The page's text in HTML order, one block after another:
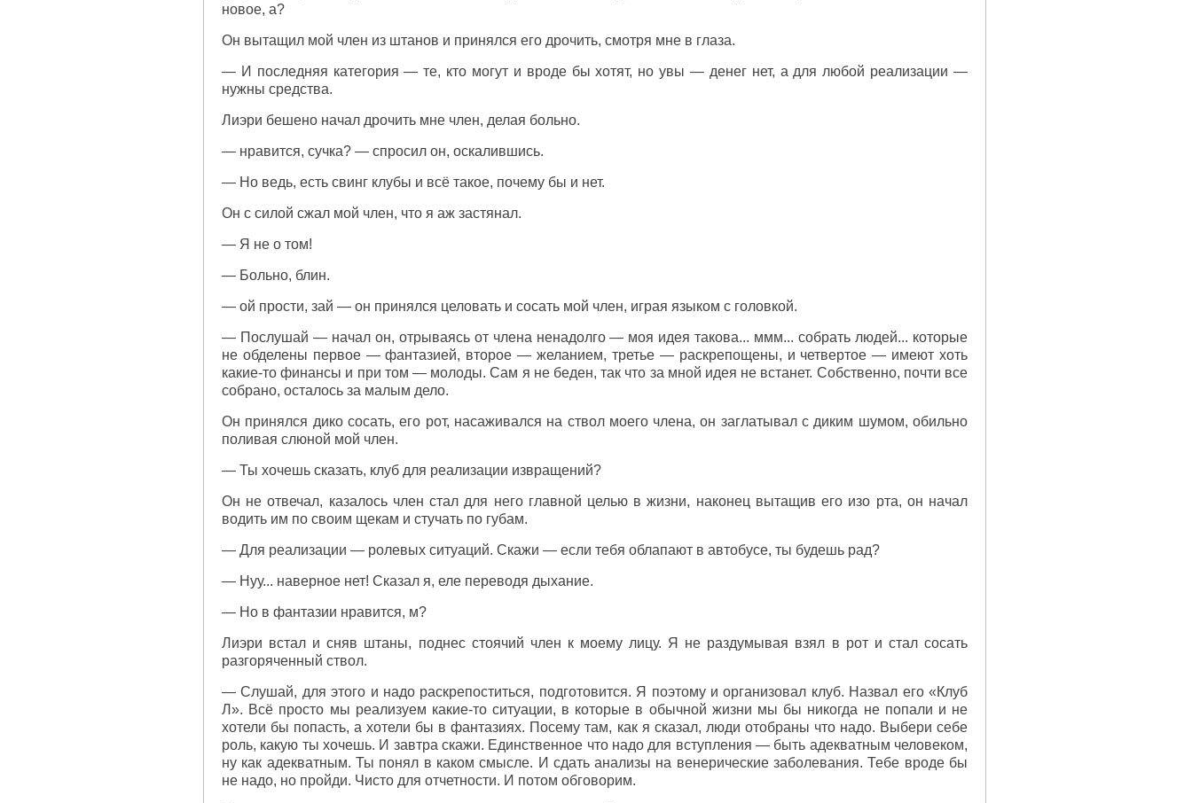
новое, а?
Он вытащил мой член из штанов и принялся его дрочить, смотря мне в глаза.
— И последняя категория — те, кто могут и вроде бы хотят, но увы — денег нет, а для любой реализации —
нужны средства.
Лиэри бешено начал дрочить мне член, делая больно.
— нравится, сучка? — спросил он, оскалившись.
— Но ведь, есть свинг клубы и всё такое, почему бы и нет.
Он с силой сжал мой член, что я аж застянал.
— Я не о том!
— Больно, блин.
— ой прости, зай — он принялся целовать и сосать мой член, играя языком с головкой.
— Послушай — начал он, отрываясь от члена ненадолго — моя идея такова... ммм... собрать людей... которые
не обделены первое — фантазией, второе — желанием, третье — раскрепощены, и четвертое — имеют хоть
какие-то финансы и при том — молоды. Сам я не беден, так что за мной идея не встанет. Собственно, почти все
собрано, осталось за малым дело.
Он принялся дико сосать, его рот, насаживался на ствол моего члена, он заглатывал с диким шумом, обильно
поливая слюной мой член.
— Ты хочешь сказать, клуб для реализации извращений?
Он не отвечал, казалось член стал для него главной целью в жизни, наконец вытащив его изо рта, он начал
водить им по своим щекам и стучать по губам.
— Для реализации — ролевых ситуаций. Скажи — если тебя облапают в автобусе, ты будешь рад?
— Нуу... наверное нет! Сказал я, еле переводя дыхание.
— Но в фантазии нравится, м?
Лиэри встал и сняв штаны, поднес стоячий член к моему лицу. Я не раздумывая взял в рот и стал сосать
разгоряченный ствол.
— Слушай, для этого и надо раскрепоститься, подготовится. Я поэтому и организовал клуб. Назвал его «Клуб
Л». Всё просто мы реализуем какие-то ситуации, в которые в обычной жизни мы бы никогда не попали и не
хотели бы попасть, а хотели бы в фантазиях. Посему там, как я сказал, люди отобраны что надо. Выбери себе
роль, какую ты хочешь. И завтра скажи. Единственное что надо для вступления — быть адекватным человеком,
ну как адекватным. Ты понял в каком смысле. И сдать анализы на венерические заболевания. Тебе вроде бы
не надо, но пройди. Чисто для отчетности. И потом обговорим.